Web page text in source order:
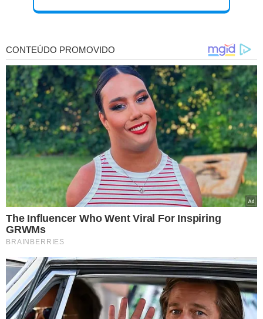
ALTERAÇÃO NO ESTATUTO
O segundo projeto aprovado altera o Estatuto Militar,
introduzindo mudanças nas etapas necessárias para a
contratação, na idade mínima para transferência ex
officio para a reserva remunerada e na política de
promoção. Este Projeto de Lei Ordinária do Governo
27/24 (PLOG) teve o
aprovado na reunião da CAPPS na manhã desta quarta-
feira.
PROGRAMA ALFABETIZA
Outro projeto do governo aprovado foi o que amplia o
público-alvo dos beneficiários do Programa Alfabetiza
Piauí. O parecer de Dr. Thales (Progressistas)ao PLOG